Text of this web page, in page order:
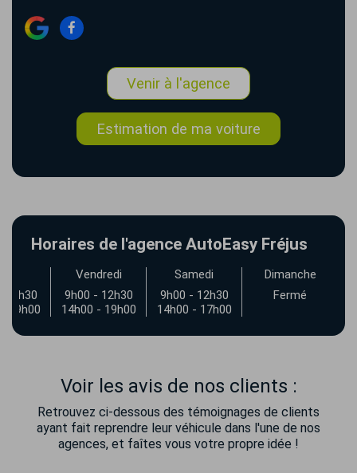
Venir à l'agence
Estimation de ma voiture
Horaires de l'agence AutoEasy Fréjus
12h30
19h00
Vendredi
9h00 - 12h30
14h00 - 19h00
Samedi
9h00 - 12h30
14h00 - 17h00
Dimanche
Fermé
Voir les avis de nos clients :
Retrouvez ci-dessous des témoignages de clients
ayant fait reprendre leur véhicule dans l'une de nos
agences, et faîtes vous votre propre idée !